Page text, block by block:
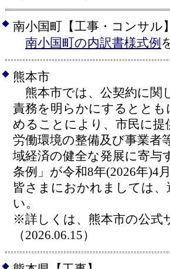
◆ 南小国町【工事・コンサル】
南小国町の内訳書様式例
◆ 熊本市
熊本市では、公契約に関
責務を明らかにするとと
めることにより、市民に
労働環境の整備及び事業者
域経済の健全な発展に寄与
条例」が令和8年(2026年)4
皆さまにおかれましては
い。
※詳しくは、熊本市の公式
（2026.06.15）
◆